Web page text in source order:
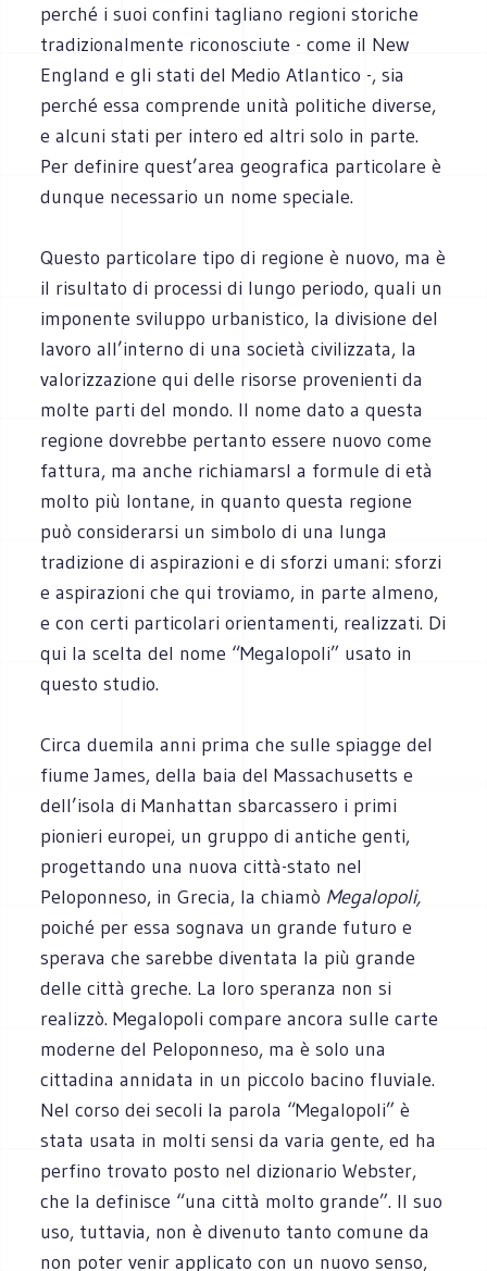
perché i suoi confini tagliano regioni storiche
tradizionalmente riconosciute - come il New
England e gli stati del Medio Atlantico -, sia
perché essa comprende unità politiche diverse,
e alcuni stati per intero ed altri solo in parte.
Per definire quest’area geografica particolare è
dunque necessario un nome speciale.
Questo particolare tipo di regione è nuovo, ma è
il risultato di processi di lungo periodo, quali un
imponente sviluppo urbanistico, la divisione del
lavoro all’interno di una società civilizzata, la
valorizzazione qui delle risorse provenienti da
molte parti del mondo. Il nome dato a questa
regione dovrebbe pertanto essere nuovo come
fattura, ma anche richiamarsI a formule di età
molto più lontane, in quanto questa regione
può considerarsi un simbolo di una lunga
tradizione di aspirazioni e di sforzi umani: sforzi
e aspirazioni che qui troviamo, in parte almeno,
e con certi particolari orientamenti, realizzati. Di
qui la scelta del nome “Megalopoli” usato in
questo studio.
Circa duemila anni prima che sulle spiagge del
fiume James, della baia del Massachusetts e
dell’isola di Manhattan sbarcassero i primi
pionieri europei, un gruppo di antiche genti,
progettando una nuova città-stato nel
Peloponneso, in Grecia, la chiamò Megalopoli,
poiché per essa sognava un grande futuro e
sperava che sarebbe diventata la più grande
delle città greche. La loro speranza non si
realizzò. Megalopoli compare ancora sulle carte
moderne del Peloponneso, ma è solo una
cittadina annidata in un piccolo bacino fluviale.
Nel corso dei secoli la parola “Megalopoli” è
stata usata in molti sensi da varia gente, ed ha
perfino trovato posto nel dizionario Webster,
che la definisce “una città molto grande”. Il suo
uso, tuttavia, non è divenuto tanto comune da
non poter venir applicato con un nuovo senso,